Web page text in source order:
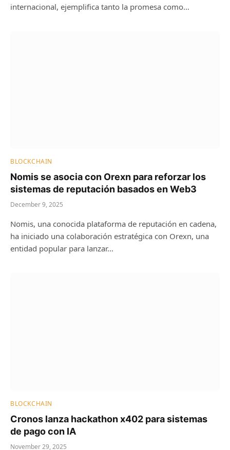
internacional, ejemplifica tanto la promesa como…
BLOCKCHAIN
Nomis se asocia con Orexn para reforzar los
sistemas de reputación basados ​​en Web3
December 9, 2025
Nomis, una conocida plataforma de reputación en cadena,
ha iniciado una colaboración estratégica con Orexn, una
entidad popular para lanzar…
BLOCKCHAIN
Cronos lanza hackathon x402 para sistemas
de pago con IA
November 29, 2025